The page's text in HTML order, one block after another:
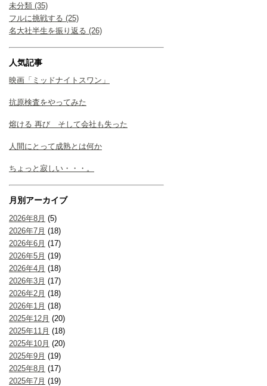
未分類 (35)
フルに挑戦する (25)
名大社半生を振り返る (26)
人気記事
映画「ミッドナイトスワン」
抗原検査をやってみた
熔ける 再び そして会社も失った
人間にとって成熟とは何か
ちょっと寂しい・・・。
月別アーカイブ
2026年8月 (5)
2026年7月 (18)
2026年6月 (17)
2026年5月 (19)
2026年4月 (18)
2026年3月 (17)
2026年2月 (18)
2026年1月 (18)
2025年12月 (20)
2025年11月 (18)
2025年10月 (20)
2025年9月 (19)
2025年8月 (17)
2025年7月 (19)